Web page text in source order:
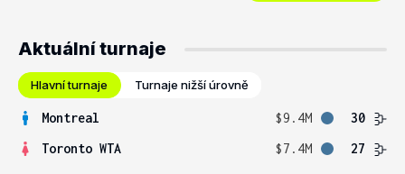
Aktuální turnaje
Hlavní turnaje Turnaje nižší úrovně
Montreal $9.4M
30
Toronto WTA
$7.4M 27